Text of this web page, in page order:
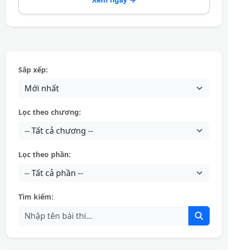
Sắp xếp:
Lọc theo chương:
Lọc theo phần:
Tìm kiếm: